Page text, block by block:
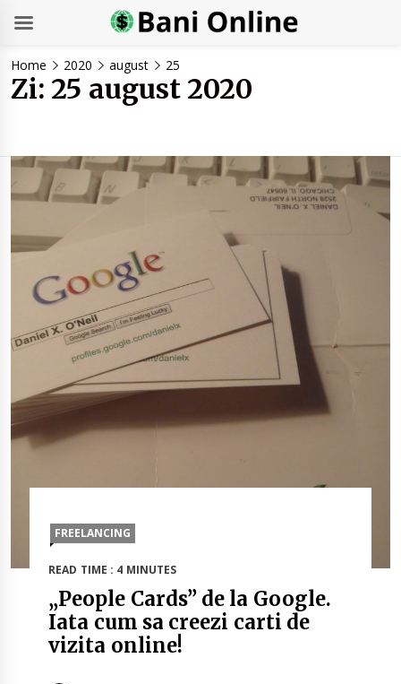
content
Home 2020 august 25
Zi: 25 august 2020
FREELANCING
READ TIME : 4 MINUTES
„People Cards” de la Google.
Iata cum sa creezi carti de
vizita online!